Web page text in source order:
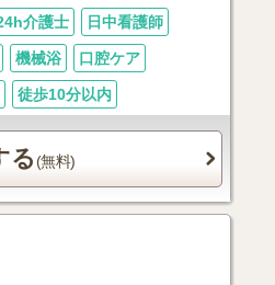
介護士 日中看護師
機械浴 口腔ケア
徒歩10分以内
る (無料)